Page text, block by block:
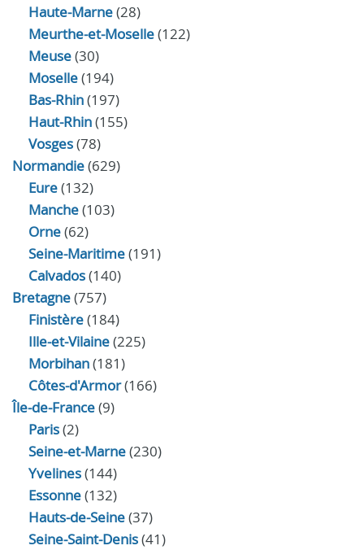
Haute-Marne(28)
Meurthe-et-Moselle(122)
Meuse(30)
Moselle(194)
Bas-Rhin(197)
Haut-Rhin(155)
Vosges(78)
Normandie(629)
Eure(132)
Manche(103)
Orne(62)
Seine-Maritime(191)
Calvados(140)
Bretagne(757)
Finistère(184)
Ille-et-Vilaine(225)
Morbihan(181)
Côtes-d'Armor(166)
Île-de-France(9)
Paris(2)
Seine-et-Marne(230)
Yvelines(144)
Essonne(132)
Hauts-de-Seine(37)
Seine-Saint-Denis(41)